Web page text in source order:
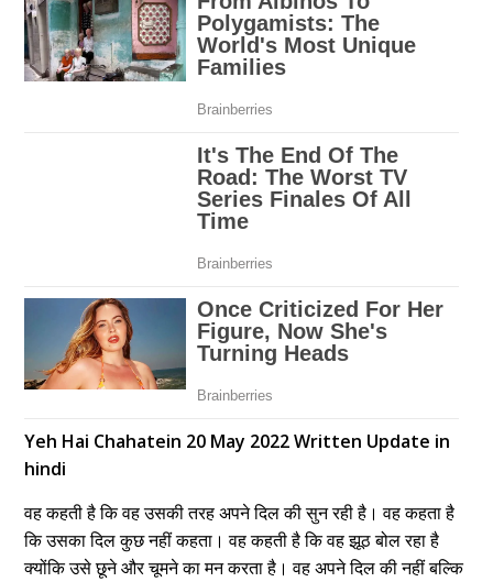
Yeh Hai Chahatein 20 May 2022 Written Update in
hindi
वह कहती है कि वह उसकी तरह अपने दिल की सुन रही है। वह कहता है
कि उसका दिल कुछ नहीं कहता। वह कहती है कि वह झूठ बोल रहा है
क्योंकि उसे छूने और चूमने का मन करता है। वह अपने दिल की नहीं बल्कि